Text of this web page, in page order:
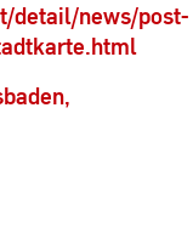
detail/news/post-